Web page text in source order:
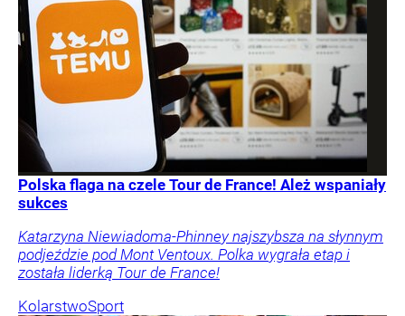
Polska flaga na czele Tour de France! Ależ wspaniały
sukces
Katarzyna Niewiadoma-Phinney najszybsza na słynnym
podjeździe pod Mont Ventoux. Polka wygrała etap i
została liderką Tour de France!
KolarstwoSport